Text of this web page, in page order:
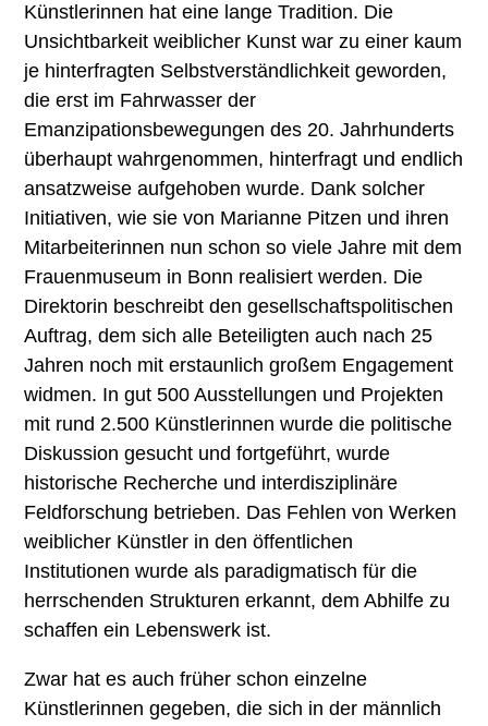
Künstlerinnen hat eine lange Tradition. Die
Unsichtbarkeit weiblicher Kunst war zu einer kaum
je hinterfragten Selbstverständlichkeit geworden,
die erst im Fahrwasser der
Emanzipationsbewegungen des 20. Jahrhunderts
überhaupt wahrgenommen, hinterfragt und endlich
ansatzweise aufgehoben wurde. Dank solcher
Initiativen, wie sie von Marianne Pitzen und ihren
Mitarbeiterinnen nun schon so viele Jahre mit dem
Frauenmuseum in Bonn realisiert werden. Die
Direktorin beschreibt den gesellschaftspolitischen
Auftrag, dem sich alle Beteiligten auch nach 25
Jahren noch mit erstaunlich großem Engagement
widmen. In gut 500 Ausstellungen und Projekten
mit rund 2.500 Künstlerinnen wurde die politische
Diskussion gesucht und fortgeführt, wurde
historische Recherche und interdisziplinäre
Feldforschung betrieben. Das Fehlen von Werken
weiblicher Künstler in den öffentlichen
Institutionen wurde als paradigmatisch für die
herrschenden Strukturen erkannt, dem Abhilfe zu
schaffen ein Lebenswerk ist.
Zwar hat es auch früher schon einzelne
Künstlerinnen gegeben, die sich in der männlich